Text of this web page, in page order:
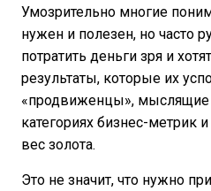
Умозрительно многие
нужен и полезен, но часто
потратить деньги зря и
результаты, которые их
«продвиженцы»,
категориях бизнес-метрик
вес золота.
Это не значит, что нужно